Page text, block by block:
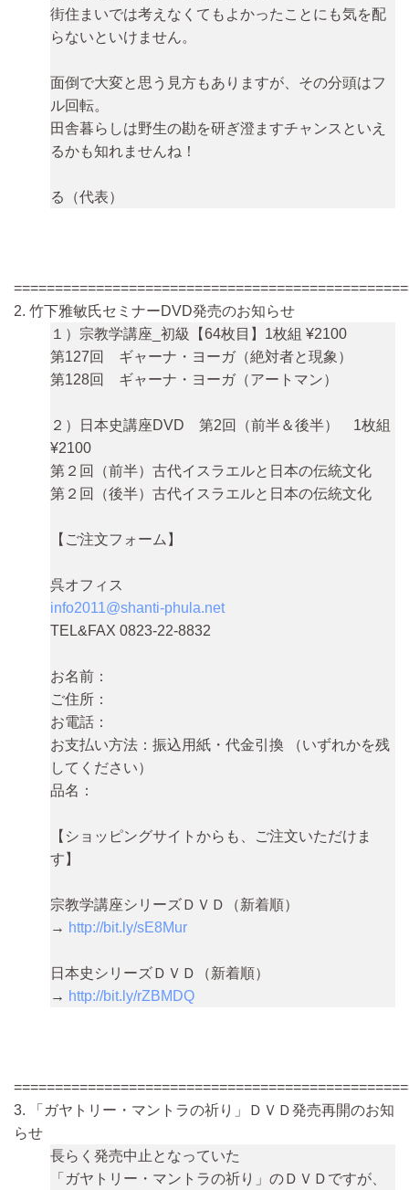
街住まいでは考えなくてもよかったことにも気を配
らないといけません。
面倒で大変と思う見方もありますが、その分頭はフ
ル回転。
田舎暮らしは野生の勘を研ぎ澄ますチャンスといえ
るかも知れませんね！
る（代表）
2. 竹下雅敏氏セミナーDVD発売のお知らせ
１）宗教学講座_初級【64枚目】1枚組 ¥2100
第127回 ギャーナ・ヨーガ（絶対者と現象）
第128回 ギャーナ・ヨーガ（アートマン）
２）日本史講座DVD 第2回（前半＆後半） 1枚組
¥2100
第２回（前半）古代イスラエルと日本の伝統文化
第２回（後半）古代イスラエルと日本の伝統文化
【ご注文フォーム】
呉オフィス
info2011@shanti-phula.net
TEL&FAX 0823-22-8832
お名前：
ご住所：
お電話：
お支払い方法：振込用紙・代金引換 （いずれかを残
してください）
品名：
【ショッピングサイトからも、ご注文いただけま
す】
宗教学講座シリーズＤＶＤ（新着順）
→ http://bit.ly/sE8Mur
日本史シリーズＤＶＤ（新着順）
→ http://bit.ly/rZBMDQ
3. 「ガヤトリー・マントラの祈り」ＤＶＤ発売再開のお知
らせ
長らく発売中止となっていた
「ガヤトリー・マントラの祈り」のＤＶＤですが、